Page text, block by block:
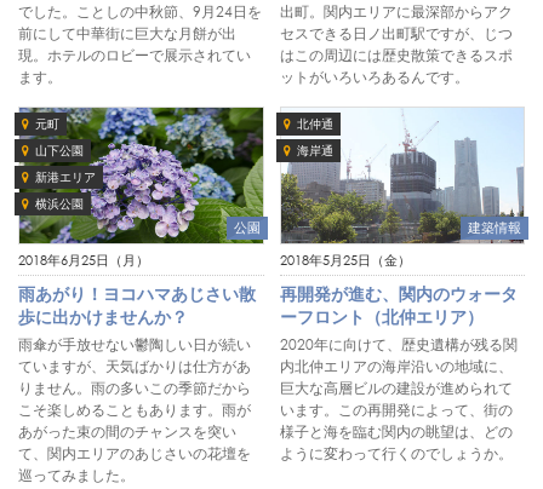
でした。ことしの中秋節、9月24日を
前にして中華街に巨大な月餅が出
現。ホテルのロビーで展示されてい
ます。
出町。関内エリアに最深部からアク
セスできる日ノ出町駅ですが、じつ
はこの周辺には歴史散策できるスポ
ットがいろいろあるんです。
元町
山下公園
新港エリア
横浜公園
公園
2018年6月25日（月）
雨あがり！ヨコハマあじさい散
歩に出かけませんか？
雨傘が手放せない鬱陶しい日が続い
ていますが、天気ばかりは仕方があ
りません。雨の多いこの季節だから
こそ楽しめることもあります。雨が
あがった束の間のチャンスを突い
て、関内エリアのあじさいの花壇を
巡ってみました。
北仲通
海岸通
建築情報
2018年5月25日（金）
再開発が進む、関内のウォータ
ーフロント（北仲エリア）
2020年に向けて、歴史遺構が残る関
内北仲エリアの海岸沿いの地域に、
巨大な高層ビルの建設が進められて
います。この再開発によって、街の
様子と海を臨む関内の眺望は、どの
ように変わって行くのでしょうか。